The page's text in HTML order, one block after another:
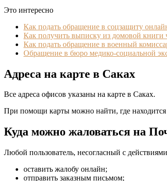
Это интересно
Как подать обращение в соцзащиту
Как получить выписку из домовой
Как подать обращение в военный
Обращение в бюро медико-социальной
Адреса на карте в Саках
Все адреса офисов указаны на карте в Саках.
При помощи карты можно найти, где
Куда можно жаловаться на
Любой пользователь, несогласный с
оставить жалобу онлайн;
отправить заказным письмом;